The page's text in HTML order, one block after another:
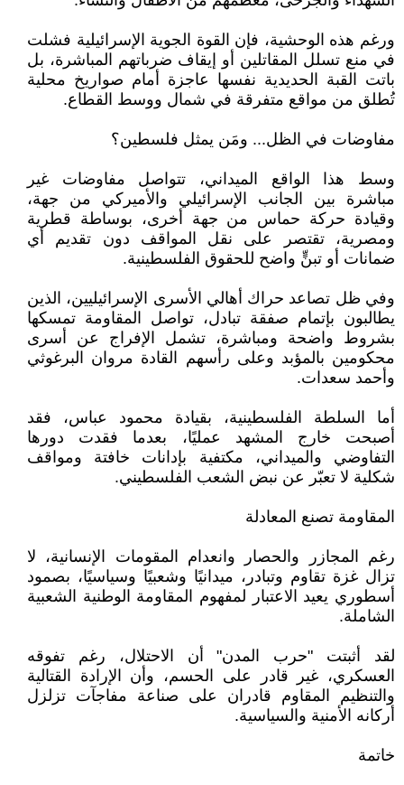
ورغم هذه الوحشية، فإن القوة الجوية الإسرائيلية فشلت
في منع تسلل المقاتلين أو إيقاف ضرباتهم المباشرة، بل
باتت القبة الحديدية نفسها عاجزة أمام صواريخ محلية
تُطلق من مواقع متفرقة في شمال ووسط القطاع.
مفاوضات في الظل... ومَن يمثل فلسطين؟
وسط هذا الواقع الميداني، تتواصل مفاوضات غير
مباشرة بين الجانب الإسرائيلي والأميركي من جهة،
وقيادة حركة حماس من جهة أخرى، بوساطة قطرية
ومصرية، تقتصر على نقل المواقف دون تقديم أي
ضمانات أو تبنٍّ واضح للحقوق الفلسطينية.
وفي ظل تصاعد حراك أهالي الأسرى الإسرائيليين، الذين
يطالبون بإتمام صفقة تبادل، تواصل المقاومة تمسكها
بشروط واضحة ومباشرة، تشمل الإفراج عن أسرى
محكومين بالمؤبد وعلى رأسهم القادة مروان البرغوثي
وأحمد سعدات.
أما السلطة الفلسطينية، بقيادة محمود عباس، فقد
أصبحت خارج المشهد عمليًا، بعدما فقدت دورها
التفاوضي والميداني، مكتفية بإدانات خافتة ومواقف
شكلية لا تعبّر عن نبض الشعب الفلسطيني.
المقاومة تصنع المعادلة
رغم المجازر والحصار وانعدام المقومات الإنسانية، لا
تزال غزة تقاوم وتبادر، ميدانيًا وشعبيًا وسياسيًا، بصمود
أسطوري يعيد الاعتبار لمفهوم المقاومة الوطنية الشعبية
الشاملة.
لقد أثبتت "حرب المدن" أن الاحتلال، رغم تفوقه
العسكري، غير قادر على الحسم، وأن الإرادة القتالية
والتنظيم المقاوم قادران على صناعة مفاجآت تزلزل
أركانه الأمنية والسياسية.
خاتمة